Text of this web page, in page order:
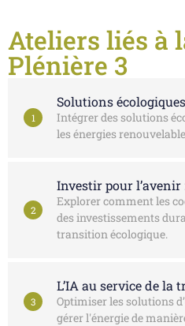
Ateliers liés à
Plénière 3
1
Solutions
Intégrer des solutions
les énergies
2
Investir pour
Explorer comment les
des investissements
transition écologique.
3
L’IA au service de
Optimiser les solutions
gérer l'énergie de